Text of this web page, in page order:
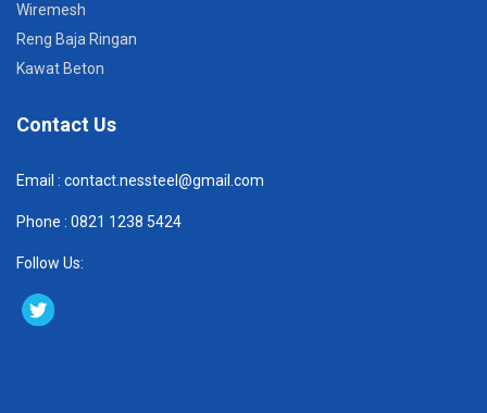
Wiremesh
Reng Baja Ringan
Kawat Beton
Contact Us
Email : contact.nessteel@gmail.com
Phone : 0821 1238 5424
Follow Us: